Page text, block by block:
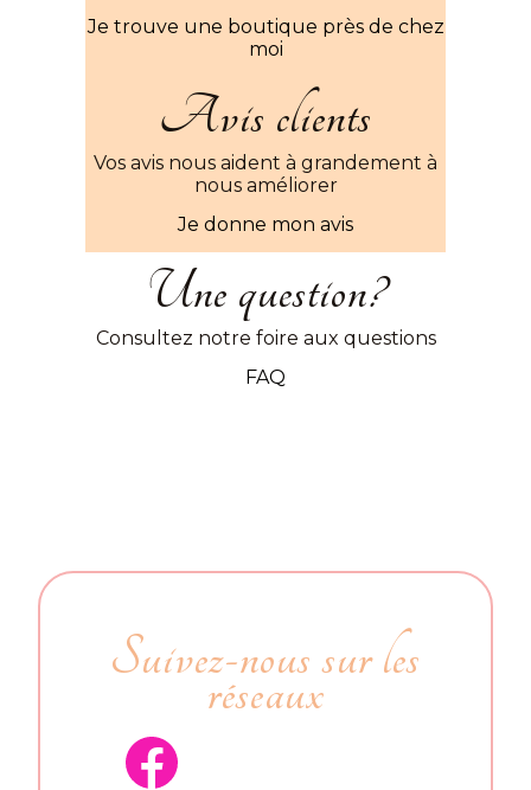
Je trouve une boutique près de chez
moi
Avis clients
Vos avis nous aident à grandement à
nous améliorer
Je donne mon avis
Une question?
Consultez notre foire aux questions
FAQ
Suivez-nous sur les
réseaux